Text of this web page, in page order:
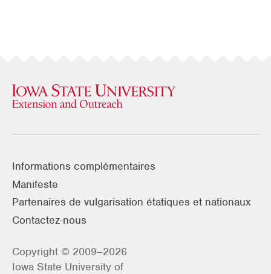
Informations complémentaires
Manifeste
Partenaires de vulgarisation étatiques et nationaux
Contactez-nous
Copyright © 2009–2026
Iowa State University of